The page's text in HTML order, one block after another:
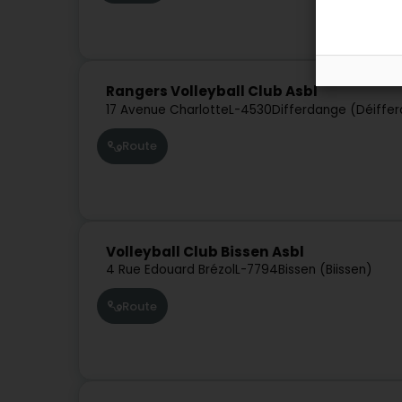
Rangers Volleyball Club Asbl
17 Avenue CharlotteL-4530Differdange
Route
Volleyball Club Bissen Asbl
4 Rue Edouard BrézolL-7794Bissen (Biissen)
Route